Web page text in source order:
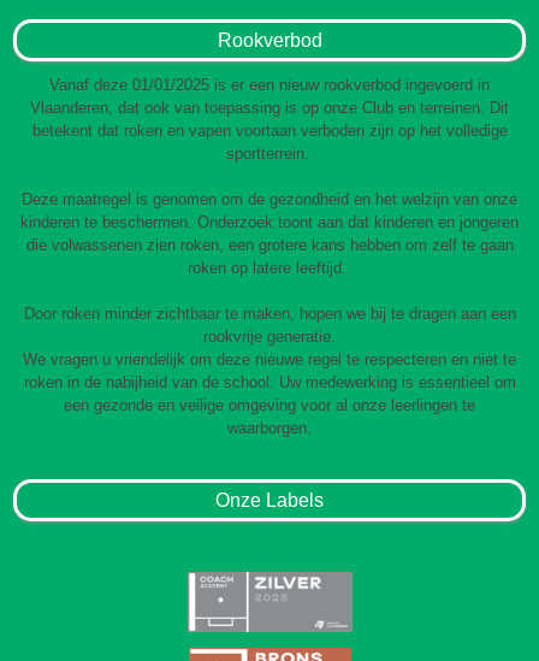
Rookverbod
Vanaf deze 01/01/2025 is er een nieuw rookverbod ingevoerd in
Vlaanderen, dat ook van toepassing is op onze Club en terreinen. Dit
betekent dat roken en vapen voortaan verboden zijn op het volledige
sportterrein.
Deze maatregel is genomen om de gezondheid en het welzijn van onze
kinderen te beschermen. Onderzoek toont aan dat kinderen en jongeren
die volwassenen zien roken, een grotere kans hebben om zelf te gaan
roken op latere leeftijd.
Door roken minder zichtbaar te maken, hopen we bij te dragen aan een
rookvrije generatie.
We vragen u vriendelijk om deze nieuwe regel te respecteren en niet te
roken in de nabijheid van de school. Uw medewerking is essentieel om
een gezonde en veilige omgeving voor al onze leerlingen te
waarborgen.
Onze Labels